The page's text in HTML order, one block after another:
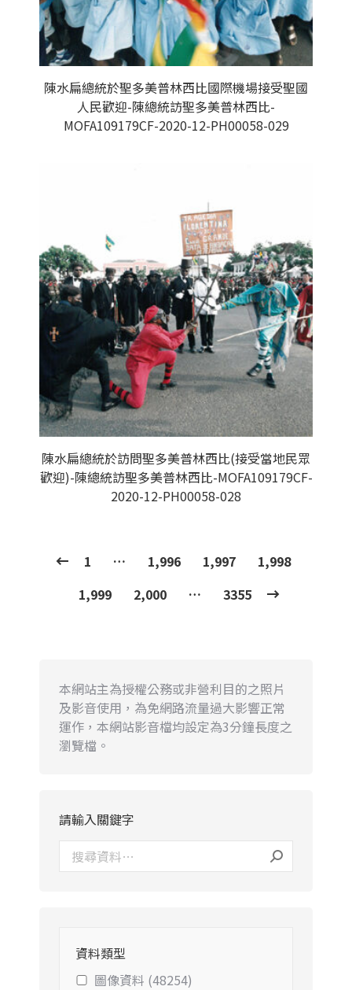
陳水扁總統於聖多美普林西比國際機場接受聖國
人民歡迎-陳總統訪聖多美普林西比-
MOFA109179CF-2020-12-PH00058-029
陳水扁總統於訪問聖多美普林西比(接受當地民眾
歡迎)-陳總統訪聖多美普林西比-MOFA109179CF-
2020-12-PH00058-028
1 … 1,996 1,997
1,998
1,999
2,000 … 3355
本網站主為授權公務或非營利目的之照片
及影音使用，為免網路流量過大影響正常
運作，本網站影音檔均設定為3分鐘長度之
瀏覽檔。
請輸入關鍵字
資料類型
圖像資料 (48254)